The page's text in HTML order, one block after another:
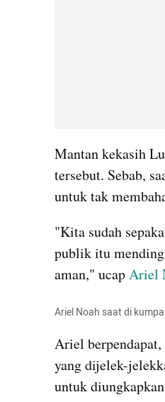
Mantan kekasih
tersebut. Sebab,
untuk tak
"Kita sudah
publik itu
aman," ucap Ariel
Ariel Noah saat di
Ariel
yang dijelek-
untuk